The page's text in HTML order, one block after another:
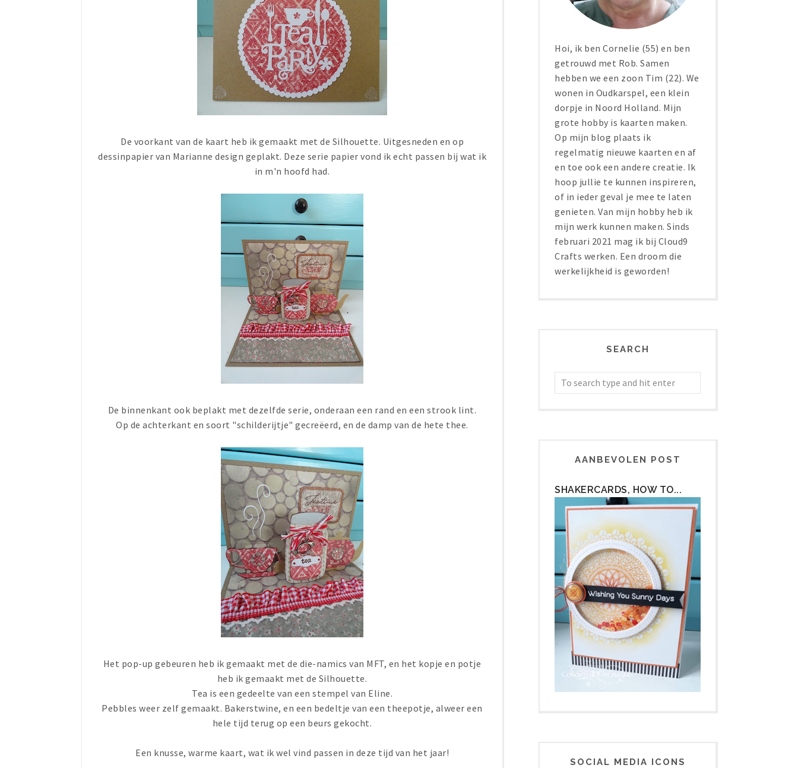
De voorkant van de kaart heb ik gemaakt met de Silhouette. Uitgesneden en op
dessinpapier van Marianne design geplakt. Deze serie papier vond ik echt passen bij wat ik
in m'n hoofd had.
De binnenkant ook beplakt met dezelfde serie, onderaan een rand en een strook lint.
Op de achterkant en soort "schilderijtje" gecreëerd, en de damp van de hete thee.
Het pop-up gebeuren heb ik gemaakt met de die-namics van MFT, en het kopje en potje
heb ik gemaakt met de Silhouette.
Tea is een gedeelte van een stempel van Eline.
Pebbles weer zelf gemaakt. Bakerstwine, en een bedeltje van een theepotje, alweer een
hele tijd terug op een beurs gekocht.
Een knusse, warme kaart, wat ik wel vind passen in deze tijd van het jaar!
Hoi, ik ben Cornelie (55) en ben
getrouwd met Rob. Samen
hebben we een zoon Tim (22). We
wonen in Oudkarspel, een klein
dorpje in Noord Holland. Mijn
grote hobby is kaarten maken.
Op mijn blog plaats ik
regelmatig nieuwe kaarten en af
en toe ook een andere creatie. Ik
hoop jullie te kunnen inspireren,
of in ieder geval je mee te laten
genieten. Van mijn hobby heb ik
mijn werk kunnen maken. Sinds
februari 2021 mag ik bij Cloud9
Crafts werken. Een droom die
werkelijkheid is geworden!
SEARCH
AANBEVOLEN POST
SHAKERCARDS, HOW TO...
SOCIAL MEDIA ICONS